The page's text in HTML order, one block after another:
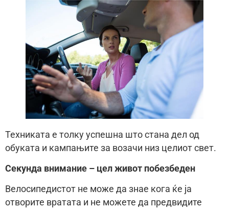
Техниката е толку успешна што стана дел од
обуката и кампањите за возачи низ целиот свет.
Секунда внимание – цел живот побезбеден
Велосипедистот не може да знае кога ќе ја
отворите вратата и не можете да предвидите